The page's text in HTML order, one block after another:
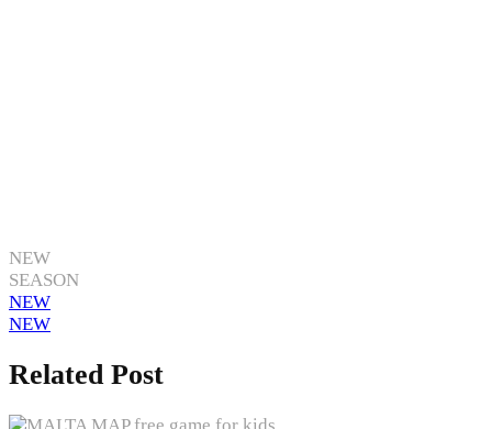
NEW
SEASON
NEW
NEW
Related Post